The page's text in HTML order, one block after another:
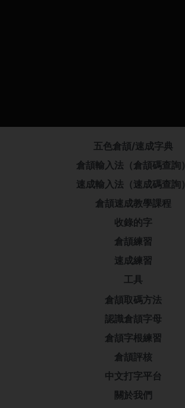
五色倉頡/速成字典
倉頡輸入法（倉頡碼查詢）
速成輸入法（速成碼查詢）
倉頡速成教學課程
收錄的字
倉頡練習
速成練習
工具
倉頡取碼方法
認識倉頡字母
倉頡字根練習
倉頡評核
中文打字平台
關於我們